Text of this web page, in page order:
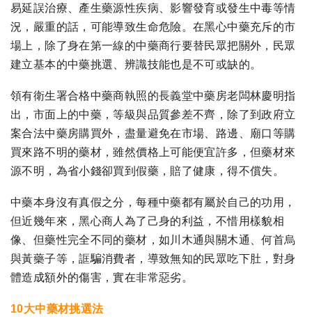
易延誤治療、產生藥源性疾病、影響發育或發生中毒等情
況，嚴重的話，可能導致生命危險。在黑心中藥充斥的市
場上，除了身在第一線的中藥商行要替民眾把關外，民眾
建立基本的中藥挑選、辨識技能也是不可或缺的。
領有衛生署合格中藥商執照的長義堂中藥房老闆林慶明指
出，市面上的中藥，等級與品質參差不齊，除了到政府立
案合法中藥房購買外，盡量避免在市場、路邊、廟口等購
買來路不明的藥材，雖然價格上可能便宜許多，但藥材來
源不明，為省小錢卻買到假藥，賠了健康，得不償失。
中藥本身沒有真假之分，每種中藥都有屬於自己的功用，
但近幾年來，黑心商人為了己身的利益，不惜用樣貌相
像、但藥性完全不同的藥材，如川木通與關木通、何首烏
與黃藥子等，誆騙消費者，導致無知的民眾吃下肚，對身
體造成額外的傷害，實在非常惡劣。
10大中藥材挑選法